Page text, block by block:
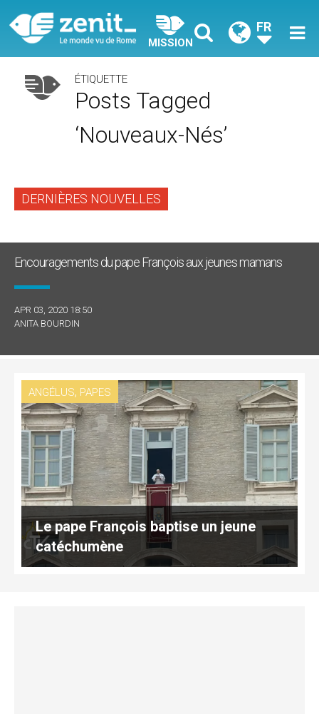
MISSION
FR
ÉTIQUETTE
Posts Tagged
‘nouveaux-Nés’
DERNIÈRES NOUVELLES
Encouragements du pape François aux jeunes mamans
APR 03, 2020 18:50
ANITA BOURDIN
ANGÉLUS, PAPES
Le pape François baptise un jeune
catéchumène